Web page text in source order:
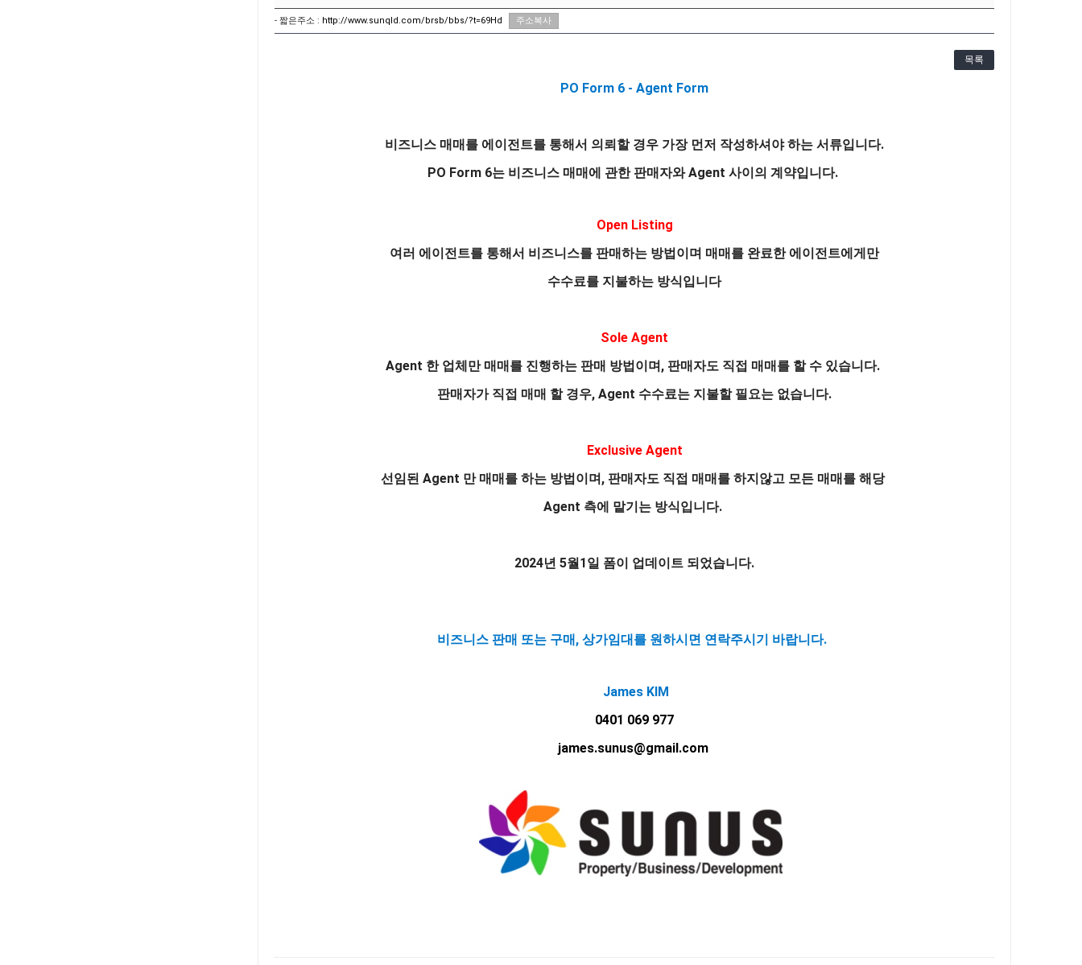
- 짧은주소 : http://www.sunqld.com/brsb/bbs/?t=69Hd 주소복사
목록
PO Form 6 - Agent Form
비즈니스 매매를 에이전트를 통해서 의뢰할 경우 가장 먼저 작성하셔야 하는 서류입니다.
PO Form 6는 비즈니스 매매에 관한 판매자와 Agent 사이의 계약입니다.
Open Listing
여러 에이전트를 통해서 비즈니스를 판매하는 방법이며 매매를 완료한 에이전트에게만
수수료를 지불하는 방식입니다
Sole Agent
Agent 한 업체만 매매를 진행하는 판매 방법이며, 판매자도 직접 매매를 할 수 있습니다.
판매자가 직접 매매 할 경우, Agent 수수료는 지불할 필요는 없습니다.
Exclusive Agent
선임된 Agent 만 매매를 하는 방법이며, 판매자도 직접 매매를 하지않고 모든 매매를 해당
Agent 측에 맡기는 방식입니다.
2024년 5월1일 폼이 업데이트 되었습니다.
비즈니스 판매 또는 구매, 상가임대를 원하시면 연락주시기 바랍니다.
James KIM
0401 069 977
james.sunus@gmail.com